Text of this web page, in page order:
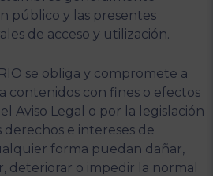
público y las presentes
de acceso y utilización.
se obliga y compromete a
contenidos con fines o efectos
Aviso Legal o por la legislación
derechos e intereses de
forma puedan dañar,
deteriorar o impedir la normal